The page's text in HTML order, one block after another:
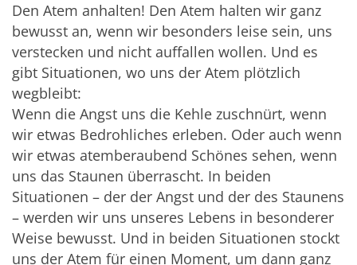
Den Atem anhalten! Den Atem halten wir ganz
bewusst an, wenn wir besonders leise sein, uns
verstecken und nicht auffallen wollen. Und es
gibt Situationen, wo uns der Atem plötzlich
wegbleibt:
Wenn die Angst uns die Kehle zuschnürt, wenn
wir etwas Bedrohliches erleben. Oder auch wenn
wir etwas atemberaubend Schönes sehen, wenn
uns das Staunen überrascht. In beiden
Situationen – der der Angst und der des Staunens
– werden wir uns unseres Lebens in besonderer
Weise bewusst. Und in beiden Situationen stockt
uns der Atem für einen Moment, um dann ganz